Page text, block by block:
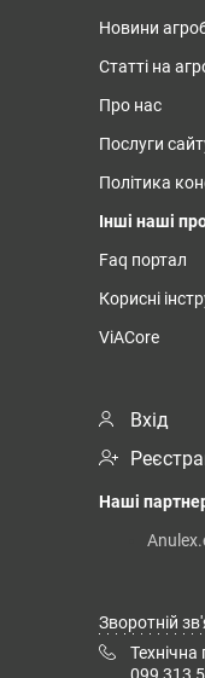
Новини
Статті на
Про нас
Послуги
Політика
Інші наші
Faq портал
Корисні
ViACore
Вхід
Наші
Зворотній
Технічна